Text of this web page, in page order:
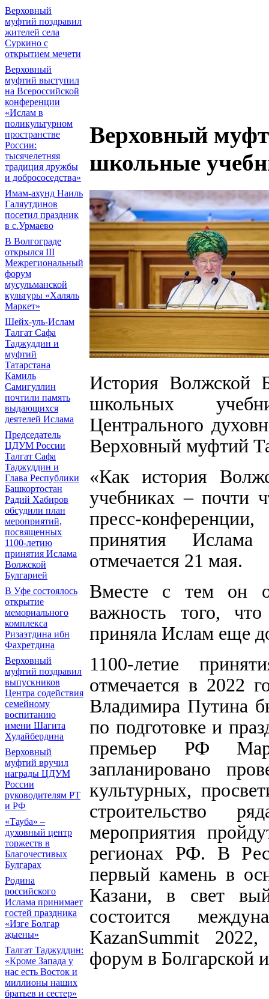
Верховный
муфтий поздравил
жителей села
Суркино с
открытием мечети
Верховный
муфтий выступил
на Всероссийской
конференции
«Ислам в
поликультурном
пространстве
России:
тысячелетняя
традиция дружбы
и добрососедства»
Имам-ахунд Наиль
Галяутдинов
посетил праздник
в с.Урмаево
В Волгограде
открылся III
Межрегиональный
форум
мусульманской
культуры «Халяль
Маркет»
Шейх-уль-Ислам
Талгат Сафа
Таджуддин и
муфтий
Татарстана
Камиль
Самигуллин
почтили память
выдающихся
деятелей Ислама
Председатель
ЦДУМ России
Талгат Сафа
Таджуддин и
Глава Республики
Башкортостан
Радий Хабиров
обсудили план
мероприятий,
посвященных
1100-летию
принятия Ислама
Волжской
Булгарией
В Уфе состоялось
открытие
мемориального
комплекса
Ризаэтдина ибн
Фахретдина
Верховный
муфтий поздравил
выпускников
Центра содействия
семейному
воспитанию
имени Шагита
Худайбердина
Верховный
муфтий вручил
награды ЦДУМ
России
руководителям РТ
и РФ
«Тауба» –
духовный центр
торжеств в
Благочестивых
Булгарах
Родина
российского
Ислама принимает
гостей праздника
«Изге Болгар
җыены»
Талгат Таджуддин:
«Кроме Запада у
нас есть Восток и
миллионы наших
братьев и сестер»
Верховный
школьные
История Волжской
школьных
Центрального
Верховный муфтий
«Как история
учебниках – почти
пресс-
принятия Ислама
отмечается 21 мая.
Вместе с тем он
важность того,
приняла Ислам еще
1100-летие
отмечается в 2022
Владимира Путина
по подготовке и
премьер РФ
запланировано
культурных,
строительство
мероприятия
регионах РФ. В
первый камень в
Казани, в свет
состоится
KazanSummit 2022,
форум в Болгарской